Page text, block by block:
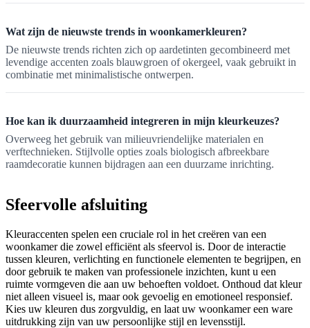
Wat zijn de nieuwste trends in woonkamerkleuren?
De nieuwste trends richten zich op aardetinten gecombineerd met
levendige accenten zoals blauwgroen of okergeel, vaak gebruikt in
combinatie met minimalistische ontwerpen.
Hoe kan ik duurzaamheid integreren in mijn kleurkeuzes?
Overweeg het gebruik van milieuvriendelijke materialen en
verftechnieken. Stijlvolle opties zoals biologisch afbreekbare
raamdecoratie kunnen bijdragen aan een duurzame inrichting.
Sfeervolle afsluiting
Kleuraccenten spelen een cruciale rol in het creëren van een
woonkamer die zowel efficiënt als sfeervol is. Door de interactie
tussen kleuren, verlichting en functionele elementen te begrijpen, en
door gebruik te maken van professionele inzichten, kunt u een
ruimte vormgeven die aan uw behoeften voldoet. Onthoud dat kleur
niet alleen visueel is, maar ook gevoelig en emotioneel responsief.
Kies uw kleuren dus zorgvuldig, en laat uw woonkamer een ware
uitdrukking zijn van uw persoonlijke stijl en levensstijl.